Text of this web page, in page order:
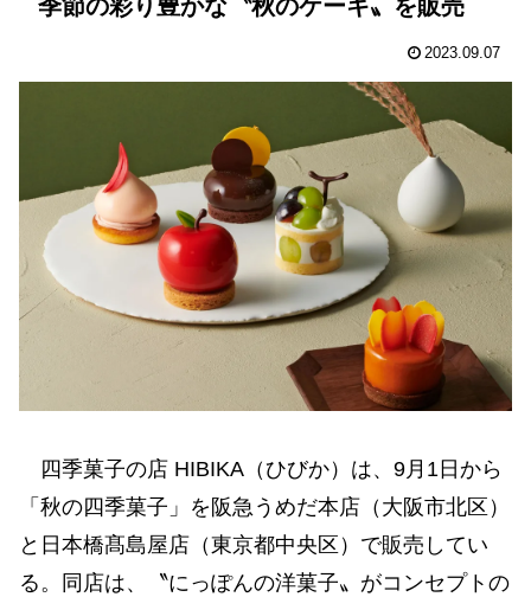
季節の彩り豊かな〝秋のケーキ〟を販売
2023.09.07
四季菓子の店 HIBIKA（ひびか）は、9月1日から
「秋の四季菓子」を阪急うめだ本店（大阪市北区）
と日本橋髙島屋店（東京都中央区）で販売してい
る。同店は、〝にっぽんの洋菓子〟がコンセプトの